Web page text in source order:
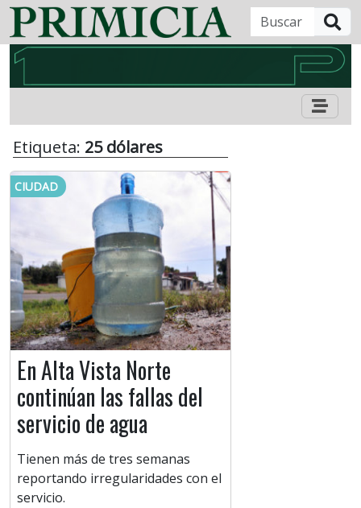
Etiqueta: 25 dólares
CIUDAD
En Alta Vista Norte
continúan las fallas del
servicio de agua
Tienen más de tres semanas
reportando irregularidades con el
servicio.